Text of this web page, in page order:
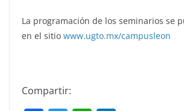
La programación de los seminarios se
en el sitio www.ugto.mx/campusleon
Compartir: